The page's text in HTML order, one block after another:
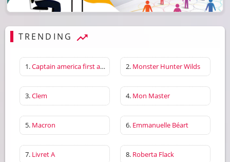
TRENDING
1.Captain america first avenger 2. Monster Hunter Wilds
3.Clem 4. Mon Master
5. Macron 6. Emmanuelle Béart
7. Livret A 8. Roberta Flack